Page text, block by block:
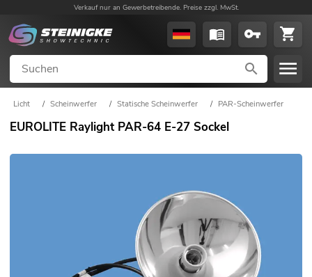
Verkauf nur an Gewerbetreibende. Preise zzgl. MwSt.
Licht / Scheinwerfer / Statische Scheinwerfer / PAR-Scheinwerfer
EUROLITE Raylight PAR-64 E-27 Sockel